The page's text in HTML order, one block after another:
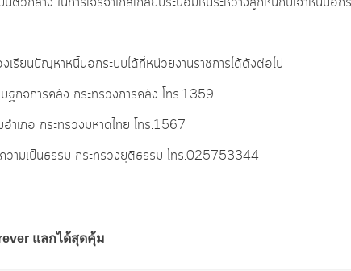
เรียนปัญหาหนี้นอกระบบได้ที่หน่วยงานราชการได้ดังต่อไป
ฐกิจการคลัง กระทรวงการคลัง โทร.1359
ำเภอ กระทรวงมหาดไทย โทร.1567
วามเป็นธรรม กระทรวงยุติธรรม โทร.025753344
แลกได้สุดคุ้ม